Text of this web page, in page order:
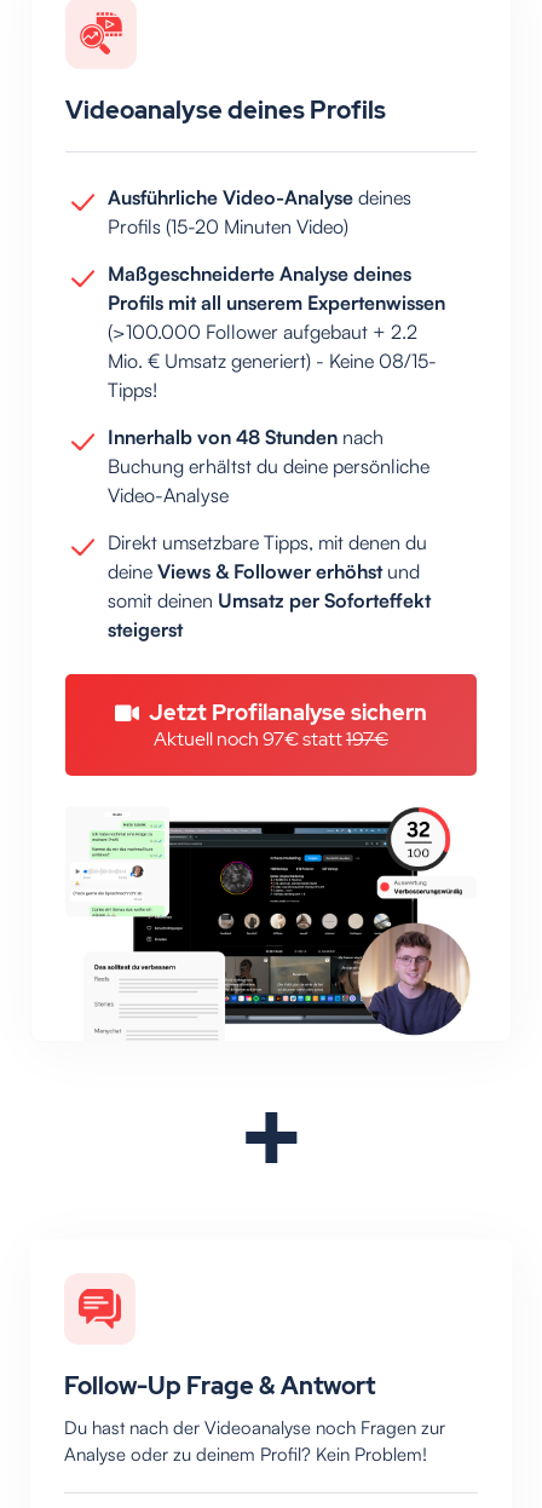
Videoanalyse deines Profils
Ausführliche Video-Analyse deines
Profils (15-20 Minuten Video)
Maßgeschneiderte Analyse deines
Profils mit all unserem Expertenwissen
(>100.000 Follower aufgebaut + 2.2
Mio. € Umsatz generiert) - Keine 08/15-
Tipps!
Innerhalb von 48 Stunden nach
Buchung erhältst du deine persönliche
Video-Analyse
Direkt umsetzbare Tipps, mit denen du
deine Views & Follower erhöhstund
somit deinen Umsatz per Soforteffekt
steigerst
Jetzt Profilanalyse sichern
Aktuell noch 97€ statt 197€
+
Follow-Up Frage & Antwort
Du hast nach der Videoanalyse noch Fragen zur
Analyse oder zu deinem Profil? Kein Problem!